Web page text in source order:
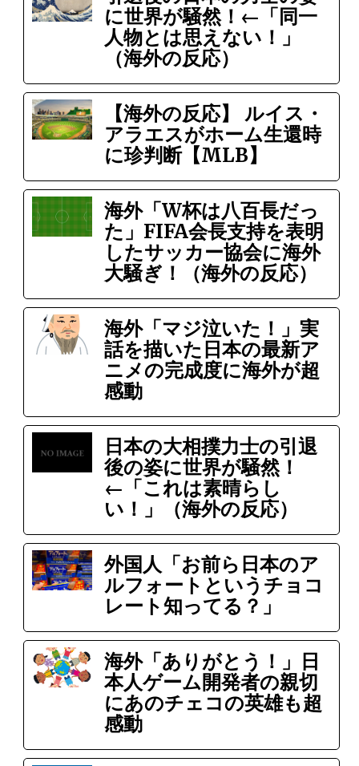
に世界が騒然！←「同一
人物とは思えない！」
（海外の反応）
【海外の反応】 ルイス・
アラエスがホーム生還時
に珍判断【MLB】
海外「W杯は八百長だっ
た」FIFA会長支持を表明
したサッカー協会に海外
大騒ぎ！（海外の反応）
海外「マジ泣いた！」実
話を描いた日本の最新ア
ニメの完成度に海外が超
感動
日本の大相撲力士の引退
後の姿に世界が騒然！
←「これは素晴らし
い！」（海外の反応）
外国人「お前ら日本のア
ルフォートというチョコ
レート知ってる？」
海外「ありがとう！」日
本人ゲーム開発者の親切
にあのチェコの英雄も超
感動